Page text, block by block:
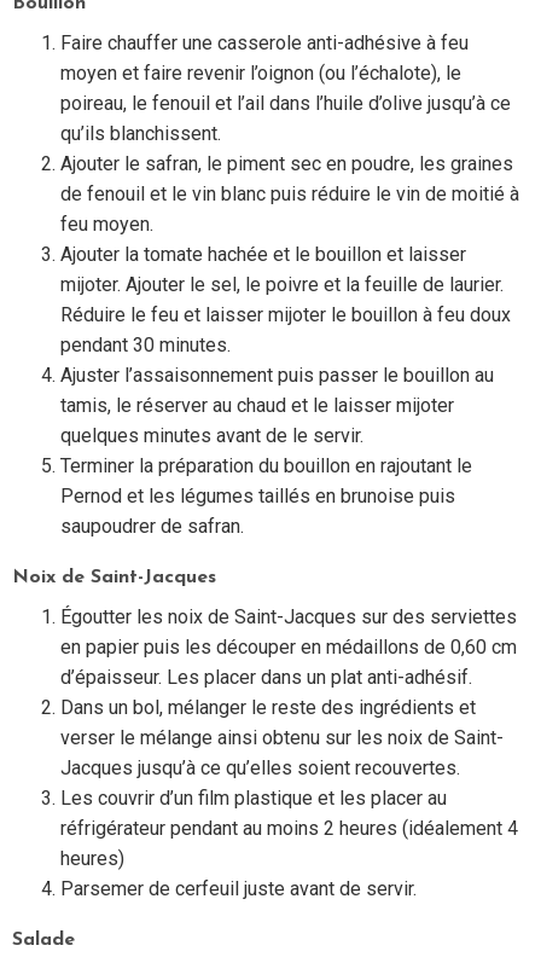
Faire chauffer une casserole anti-adhésive à feu
moyen et faire revenir l’oignon (ou l’échalote), le
poireau, le fenouil et l’ail dans l’huile d’olive jusqu’à ce
qu’ils blanchissent.
Ajouter le safran, le piment sec en poudre, les graines
de fenouil et le vin blanc puis réduire le vin de moitié à
feu moyen.
Ajouter la tomate hachée et le bouillon et laisser
mijoter. Ajouter le sel, le poivre et la feuille de laurier.
Réduire le feu et laisser mijoter le bouillon à feu doux
pendant 30 minutes.
Ajuster l’assaisonnement puis passer le bouillon au
tamis, le réserver au chaud et le laisser mijoter
quelques minutes avant de le servir.
Terminer la préparation du bouillon en rajoutant le
Pernod et les légumes taillés en brunoise puis
saupoudrer de safran.
Noix de Saint-Jacques
Égoutter les noix de Saint-Jacques sur des serviettes
en papier puis les découper en médaillons de 0,60 cm
d’épaisseur. Les placer dans un plat anti-adhésif.
Dans un bol, mélanger le reste des ingrédients et
verser le mélange ainsi obtenu sur les noix de Saint-
Jacques jusqu’à ce qu’elles soient recouvertes.
Les couvrir d’un film plastique et les placer au
réfrigérateur pendant au moins 2 heures (idéalement 4
heures)
Parsemer de cerfeuil juste avant de servir.
Salade